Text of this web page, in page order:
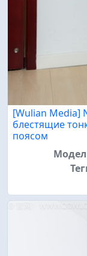
[Wulian Media]
блестящие
поясом